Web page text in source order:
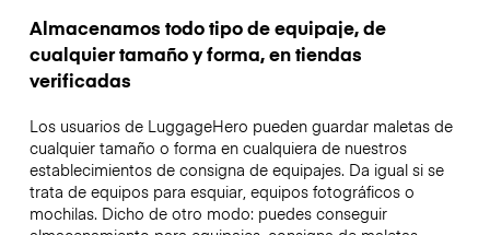
Almacenamos todo tipo de equipaje, de
cualquier tamaño y forma, en tiendas
verificadas
Los usuarios de LuggageHero pueden guardar maletas de
cualquier tamaño o forma en cualquiera de nuestros
establecimientos de consigna de equipajes. Da igual si se
trata de equipos para esquiar, equipos fotográficos o
mochilas. Dicho de otro modo: puedes conseguir